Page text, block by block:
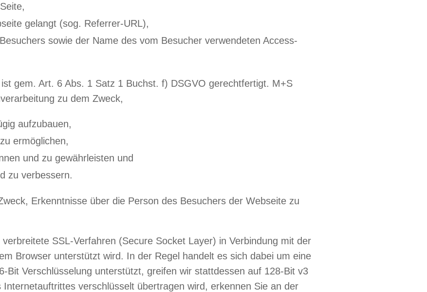
gelangt (sog. Referrer-URL),
sowie der Name des vom Besucher verwendeten Access-
gem. Art. 6 Abs. 1 Satz 1 Buchst. f) DSGVO gerechtfertigt. M+S
zu dem Zweck,
aufzubauen,
ermöglichen,
und zu gewährleisten und
zu verbessern.
Erkenntnisse über die Person des Besuchers der Webseite zu
SSL-Verfahren (Secure Socket Layer) in Verbindung mit der
Browser unterstützt wird. In der Regel handelt es sich dabei um eine
Bit Verschlüsselung unterstützt, greifen wir stattdessen auf 128-Bit v3
verschlüsselt übertragen wird, erkennen Sie an der